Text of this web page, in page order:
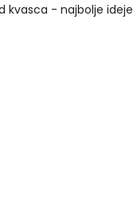
kvasca - najbolje